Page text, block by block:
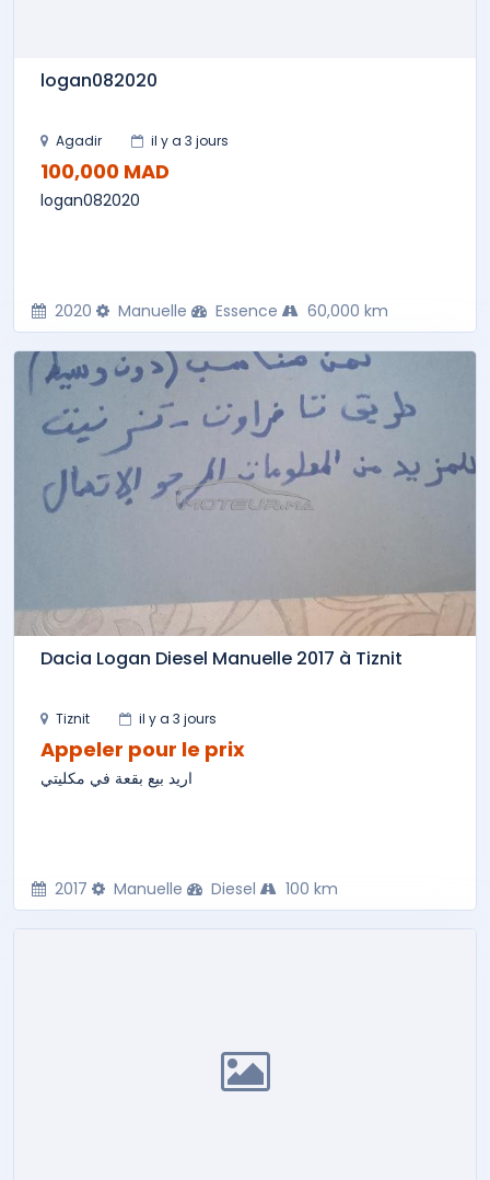
logan082020
Agadir il y a 3 jours
100,000 MAD
logan082020
2020 Manuelle Essence 60,000 km
Dacia Logan Diesel Manuelle 2017 à Tiznit
Tiznit il y a 3 jours
Appeler pour le prix
اريد بيع بقعة في مكليتي
2017 Manuelle Diesel 100 km